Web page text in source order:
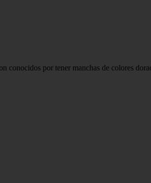
conocidos por tener manchas de colores